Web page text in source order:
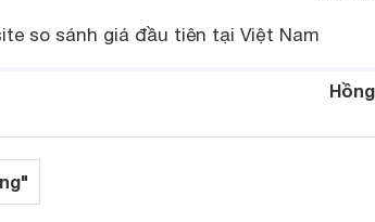
so sánh giá đầu tiên tại Việt Nam